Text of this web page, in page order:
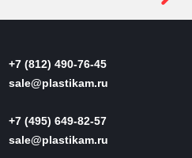
+7 (812) 490-76-45
sale@plastikam.ru
+7 (495) 649-82-57
sale@plastikam.ru